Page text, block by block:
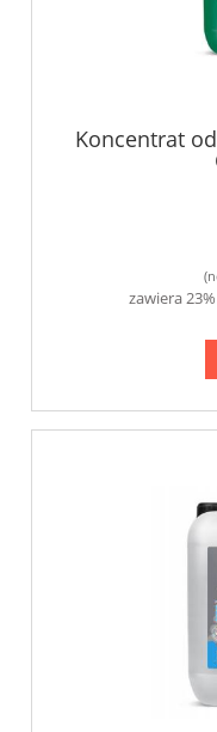
Koncentrat
zawiera